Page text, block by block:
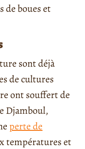
de boues et
sont déjà
de cultures
ont souffert de
Djamboul,
perte de
températures et